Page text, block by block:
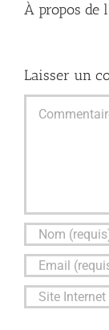
À propos de
Laisser un